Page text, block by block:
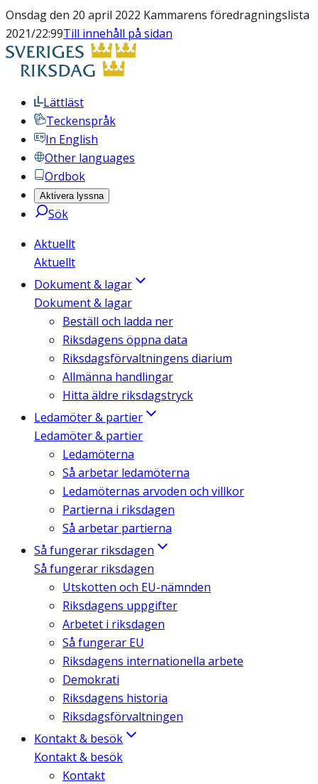
Onsdag den 20 april 2022 Kammarens föredragningslista
2021/22:99Till innehåll på sidan
Lättläst
Teckenspråk
In English
Other languages
Ordbok
Aktivera lyssna
Sök
Aktuellt
Aktuellt
Dokument & lagar
Dokument & lagar
Beställ och ladda ner
Riksdagens öppna data
Riksdagsförvaltningens diarium
Allmänna handlingar
Hitta äldre riksdagstryck
Ledamöter & partier
Ledamöter & partier
Ledamöterna
Så arbetar ledamöterna
Ledamöternas arvoden och villkor
Partierna i riksdagen
Så arbetar partierna
Så fungerar riksdagen
Så fungerar riksdagen
Utskotten och EU-nämnden
Riksdagens uppgifter
Arbetet i riksdagen
Så fungerar EU
Riksdagens internationella arbete
Demokrati
Riksdagens historia
Riksdagsförvaltningen
Kontakt & besök
Kontakt & besök
Kontakt